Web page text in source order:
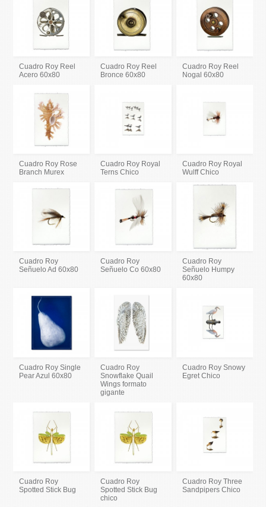
Cuadro Roy Reel
Acero 60x80
Cuadro Roy Reel
Bronce 60x80
Cuadro Roy Reel
Nogal 60x80
Cuadro Roy Rose
Branch Murex
Cuadro Roy Royal
Terns Chico
Cuadro Roy Royal
Wulff Chico
Cuadro Roy
Señuelo Ad 60x80
Cuadro Roy
Señuelo Co 60x80
Cuadro Roy
Señuelo Humpy
60x80
Cuadro Roy Single
Pear Azul 60x80
Cuadro Roy
Snowflake Quail
Wings formato
gigante
Cuadro Roy Snowy
Egret Chico
Cuadro Roy
Spotted Stick Bug
Cuadro Roy
Spotted Stick Bug
chico
Cuadro Roy Three
Sandpipers Chico